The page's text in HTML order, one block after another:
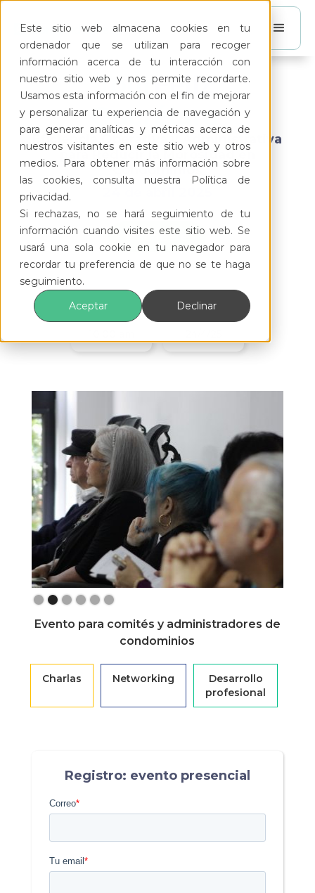
Este sitio web almacena cookies en tu
ordenador que se utilizan para recoger
información acerca de tu interacción con
nuestro sitio web y nos permite recordarte.
Usamos esta información con el fin de mejorar
y personalizar tu experiencia de navegación y
para generar analíticas y métricas acerca de
nuestros visitantes en este sitio web y otros
medios. Para obtener más información sobre
las cookies, consulta nuestra Política de
privacidad.
Si rechazas, no se hará seguimiento de tu
información cuando visites este sitio web. Se
usará una sola cookie en tu navegador para
recordar tu preferencia de que no se te haga
seguimiento.
Aceptar
Declinar
TourFeliz
Querétaro
Eficiencia Operativa y Administrativa
para Reducir la Morosidad en
Condominios
Inscríbete
Slide 2 of 6.
Evento para comités y administradores de
condominios
Charlas Networking
Desarrollo
profesional
Registro: evento presencial